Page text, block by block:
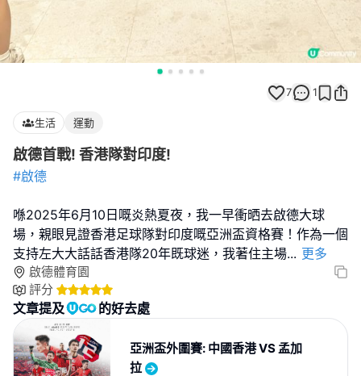
7 1
生活 運動
啟德首戰! 香港隊對印度!
#啟德
喺2025年6月10日嘅炎熱夏夜，我一早衝晒去啟德大球
場，親眼見證香港足球隊對印度嘅亞洲盃資格賽！作為一個
支持左大大話話香港隊20年既球迷，我著住主場... 更多
啟德體育園
評分
文章提及 的好去處
亞洲盃外圍賽: 中國香港 VS 孟加
拉